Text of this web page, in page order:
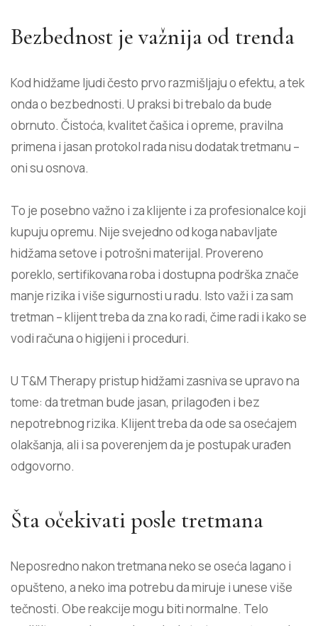
Bezbednost je važnija od trenda
Kod hidžame ljudi često prvo razmišljaju o efektu, a tek
onda o bezbednosti. U praksi bi trebalo da bude
obrnuto. Čistoća, kvalitet čašica i opreme, pravilna
primena i jasan protokol rada nisu dodatak tretmanu –
oni su osnova.
To je posebno važno i za klijente i za profesionalce koji
kupuju opremu. Nije svejedno od koga nabavljate
hidžama setove i potrošni materijal. Provereno
poreklo, sertifikovana roba i dostupna podrška znače
manje rizika i više sigurnosti u radu. Isto važi i za sam
tretman – klijent treba da zna ko radi, čime radi i kako se
vodi računa o higijeni i proceduri.
U T&M Therapy pristup hidžami zasniva se upravo na
tome: da tretman bude jasan, prilagođen i bez
nepotrebnog rizika. Klijent treba da ode sa osećajem
olakšanja, ali i sa poverenjem da je postupak urađen
odgovorno.
Šta očekivati posle tretmana
Neposredno nakon tretmana neko se oseća lagano i
opušteno, a neko ima potrebu da miruje i unese više
tečnosti. Obe reakcije mogu biti normalne. Telo